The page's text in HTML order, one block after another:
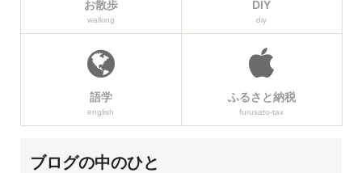
お散歩
walking
DIY
diy
語学
english
ふるさと納税
furusato-tax
ブログの中のひと